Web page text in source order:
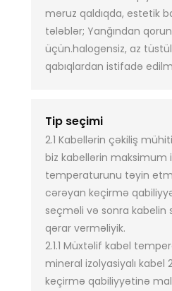
məruz qaldıqda, estetik
tələblər; Yanğından
üçün.halogensiz, az
qabıqlardan istifadə
Tip seçimi
2.1 Kabellərin çəkiliş
biz kabellərin maksimum
temperaturunu təyin
cərəyan keçirmə
seçməli və sonra kabelin
qərar verməliyik.
2.1.1 Müxtəlif kabel
mineral izolyasiyalı kabel
keçirmə qabiliyyətinə